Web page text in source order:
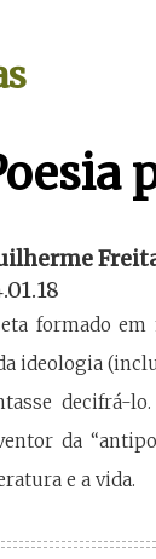
formado
ideologia
decifrá-
da
e a vida.